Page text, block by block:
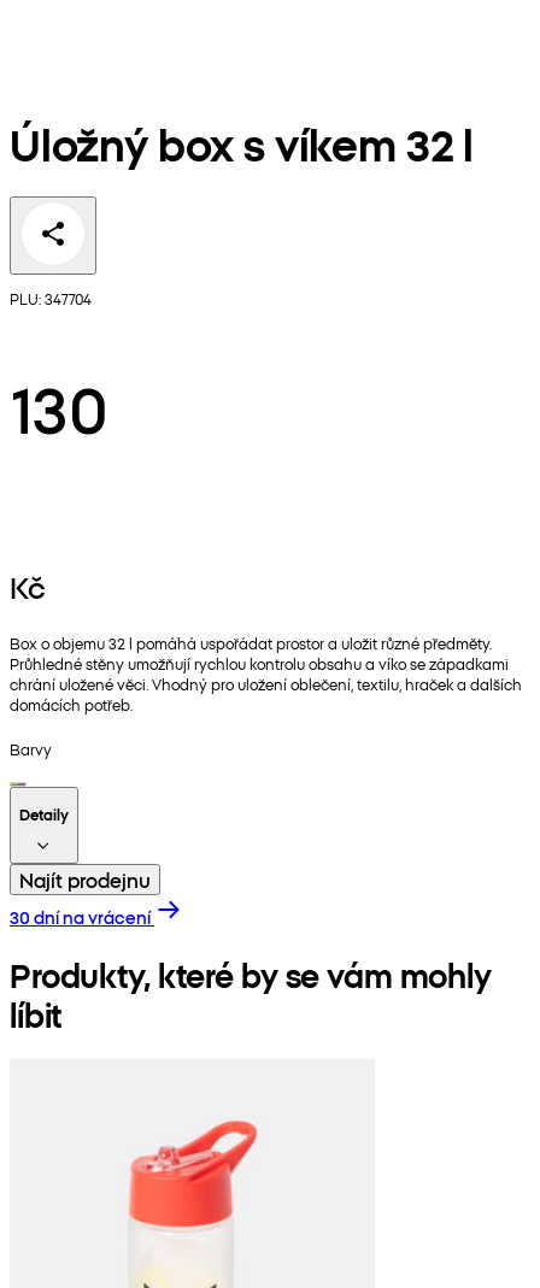
Úložný box s víkem 32 l
PLU: 347704
130
Kč
Box o objemu 32 l pomáhá uspořádat prostor a uložit různé předměty.
Průhledné stěny umožňují rychlou kontrolu obsahu a víko se západkami
chrání uložené věci. Vhodný pro uložení oblečení, textilu, hraček a dalších
domácích potřeb.
Barvy
Detaily
Najít prodejnu
30 dní na vrácení
Produkty, které by se vám mohly
líbit